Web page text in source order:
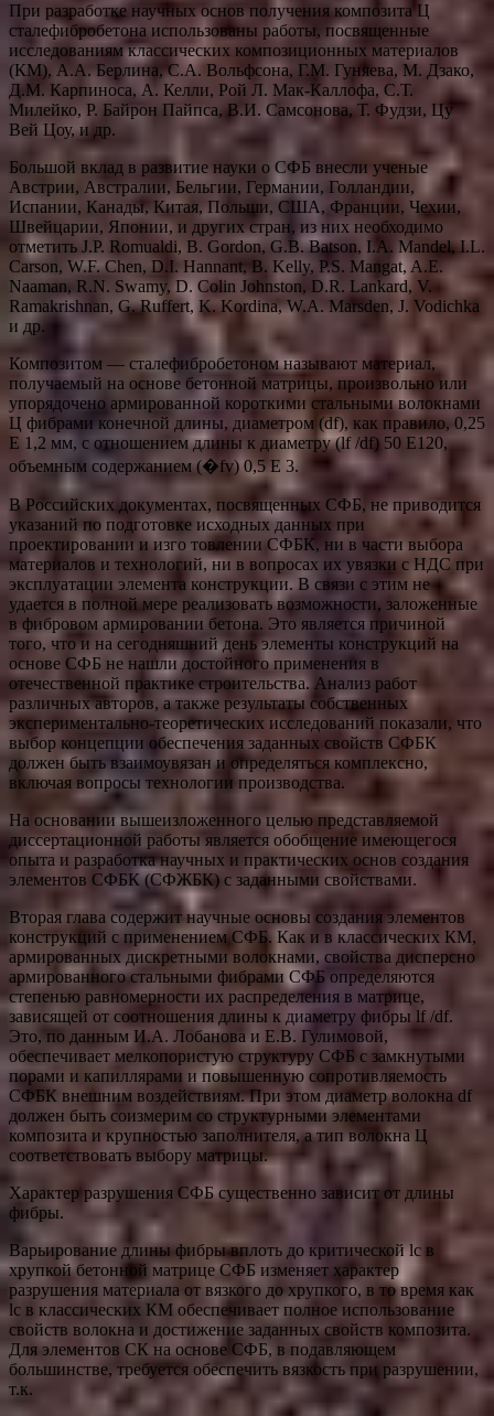
При разработке научных основ получения композита Ц
сталефибробетона использованы работы, посвященные
исследованиям классических композиционных материалов
(КМ), А.А. Берлина, С.А. Вольфсона, Г.М. Гуняева, М. Дзако,
Д.М. Карпиноса, А. Келли, Рой Л. Мак-Каллофа, С.Т.
Милейко, Р. Байрон Пайпса, В.И. Самсонова, Т. Фудзи, Цу
Вей Цоу, и др.
Большой вклад в развитие науки о СФБ внесли ученые
Австрии, Австралии, Бельгии, Германии, Голландии,
Испании, Канады, Китая, Польши, США, Франции, Чехии,
Швейцарии, Японии, и других стран, из них необходимо
отметить J.P. Romualdi, B. Gordon, G.B. Batson, I.A. Mandel, I.L.
Carson, W.F. Chen, D.I. Hannant, B. Kelly, P.S. Mangat, A.E.
Naaman, R.N. Swamy, D. Colin Johnston, D.R. Lankard, V.
Ramakrishnan, G. Ruffert, K. Kordina, W.A. Marsden, J. Vodichka
и др.
Композитом — сталефибробетоном называют материал,
получаемый на основе бетонной матрицы, произвольно или
упорядочено армированной короткими стальными волокнами
Ц фибрами конечной длины, диаметром (df), как правило, 0,25
Е 1,2 мм, с отношением длины к диаметру (lf /df) 50 Е120,
объемным содержанием (�fv) 0,5 Е 3.
В Российских документах, посвященных СФБ, не приводится
указаний по подготовке исходных данных при
проектировании и изго товлении СФБК, ни в части выбора
материалов и технологий, ни в вопросах их увязки с НДС при
эксплуатации элемента конструкции. В связи с этим не
удается в полной мере реализовать возможности, заложенные
в фибровом армировании бетона. Это является причиной
того, что и на сегодняшний день элементы конструкций на
основе СФБ не нашли достойного применения в
отечественной практике строительства. Анализ работ
различных авторов, а также результаты собственных
экспериментально-теоретических исследований показали, что
выбор концепции обеспечения заданных свойств СФБК
должен быть взаимоувязан и определяться комплексно,
включая вопросы технологии производства.
На основании вышеизложенного целью представляемой
диссертационной работы является обобщение имеющегося
опыта и разработка научных и практических основ создания
элементов СФБК (СФЖБК) с заданными свойствами.
Вторая глава содержит научные основы создания элементов
конструкций с применением СФБ. Как и в классических КМ,
армированных дискретными волокнами, свойства дисперсно
армированного стальными фибрами СФБ определяются
степенью равномерности их распределения в матрице,
зависящей от соотношения длины к диаметру фибры lf /df.
Это, по данным И.А. Лобанова и Е.В. Гулимовой,
обеспечивает мелкопористую структуру СФБ с замкнутыми
порами и капиллярами и повышенную сопротивляемость
СФБК внешним воздействиям. При этом диаметр волокна df
должен быть соизмерим со структурными элементами
композита и крупностью заполнителя, а тип волокна Ц
соответствовать выбору матрицы.
Характер разрушения СФБ существенно зависит от длины
фибры.
Варьирование длины фибры вплоть до критической lc в
хрупкой бетонной матрице СФБ изменяет характер
разрушения материала от вязкого до хрупкого, в то время как
lc в классических КМ обеспечивает полное использование
свойств волокна и достижение заданных свойств композита.
Для элементов СК на основе СФБ, в подавляющем
большинстве, требуется обеспечить вязкость при разрушении,
т.к.